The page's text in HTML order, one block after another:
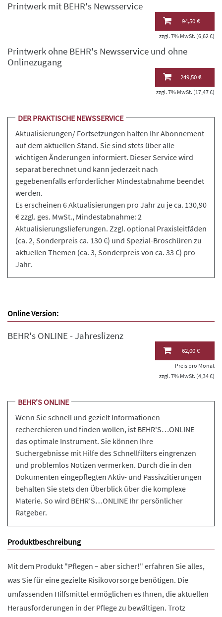
Printwerk mit BEHR's Newsservice
94,50 €
zzgl. 7% MwSt. (6,62 €)
Printwerk ohne BEHR's Newsservice und ohne
Onlinezugang
249,50 €
zzgl. 7% MwSt. (17,47 €)
DER PRAKTISCHE NEWSSERVICE
Aktualisierungen/ Fortsetzungen halten Ihr Abonnement
auf dem aktuellen Stand. Sie sind stets über alle
wichtigen Änderungen informiert. Dieser Service wird
separat berechnet und kann jederzeit nach
gegebenenfalls erforderlicher Mindestabnahme beendet
werden.
Es erscheinen 6 Aktualisierungen pro Jahr zu je ca. 130,90
€ zzgl. ges. MwSt., Mindestabnahme: 2
Aktualisierungslieferungen. Zzgl. optional Praxisleitfäden
(ca. 2, Sonderpreis ca. 130 €) und Spezial-Broschüren zu
aktuellen Themen (ca. 3, Sonderpreis von ca. 33 €) pro
Jahr.
Online Version:
BEHR's ONLINE - Jahreslizenz
62,00 €
Preis pro Monat
zzgl. 7% MwSt. (4,34 €)
BEHR'S ONLINE
Wenn Sie schnell und gezielt Informationen
recherchieren und finden wollen, ist BEHR'S…ONLINE
das optimale Instrument. Sie können Ihre
Suchergebnisse mit Hilfe des Schnellfilters eingrenzen
und problemlos Notizen vermerken. Durch die in den
Dokumenten eingepflegten Aktiv- und Passivzitierungen
behalten Sie stets den Überblick über die komplexe
Materie. So wird BEHR’S…ONLINE Ihr persönlicher
Ratgeber.
Produktbeschreibung
Mit dem Produkt "Pflegen – aber sicher!" erfahren Sie alles,
was Sie für eine gezielte Risikovorsorge benötigen. Die
umfassenden Hilfsmittel ermöglichen es Ihnen, die aktuellen
Herausforderungen in der Pflege zu bewältigen. Trotz